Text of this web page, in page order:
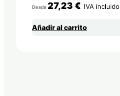
Desde27,23€ IVA incluido
Añadir al carrito